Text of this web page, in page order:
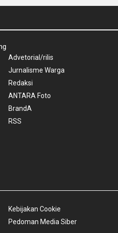
Advetorial/rilis
Jurnalisme Warga
Redaksi
ANTARA Foto
BrandA
RSS
Kebijakan Cookie
Pedoman Media Siber